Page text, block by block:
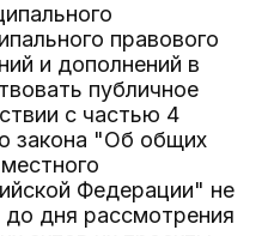
правового
и дополнений в
публичное
с частью 4
закона "Об общих
Федерации" не
дня рассмотрения